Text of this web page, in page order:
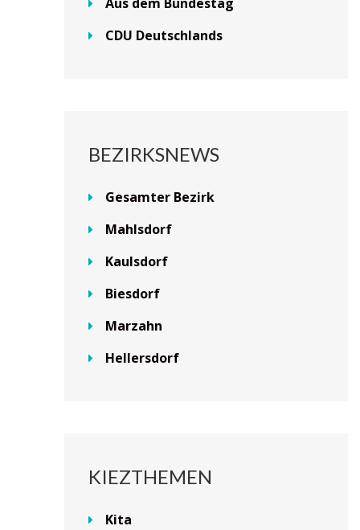
CDU Deutschlands
BEZIRKSNEWS
Gesamter Bezirk
Mahlsdorf
Kaulsdorf
Biesdorf
Marzahn
Hellersdorf
KIEZTHEMEN
Kita